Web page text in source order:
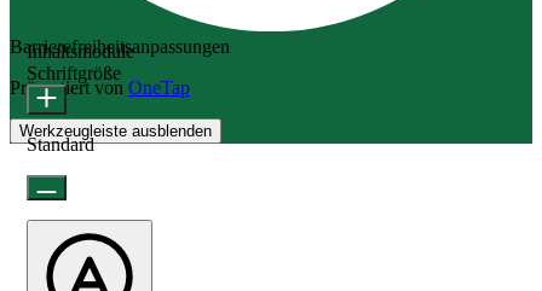
Barrierefreiheitsanpassungen
Präsentiert von OneTap
Werkzeugleiste ausblenden
Inhaltsmodule
Schriftgröße
Standard